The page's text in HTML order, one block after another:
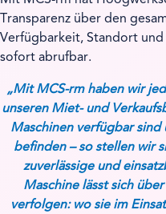
Transparenz über den
Verfügbarkeit, Standort
sofort abrufbar.
„Mit MCS-rm haben wir
unseren Miet- und
Maschinen verfügbar sind
befinden – so stellen wir
zuverlässige und
Maschine lässt sich
verfolgen: wo sie im